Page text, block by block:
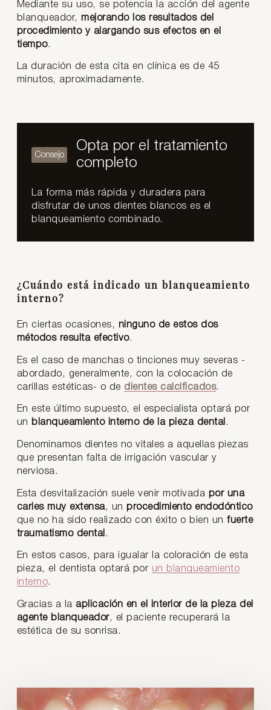
Mediante su uso, se potencia la acción del agente
blanqueador,mejorando los resultados del
procedimiento y alargando sus efectos en el
tiempo.
La duración de esta cita en clínica es de 45
minutos, aproximadamente.
Opta por el tratamiento
completo
La forma más rápida y duradera para
disfrutar de unos dientes blancos es el
blanqueamiento combinado.
¿Cuándo está indicado un blanqueamiento
interno?
En ciertas ocasiones, ninguno de estos dos
métodos resulta efectivo.
Es el caso de manchas o tinciones muy severas -
abordado, generalmente, con la colocación de
carillas estéticas- o de dientes calcificados.
En este último supuesto, el especialista optará por
un blanqueamiento interno de la pieza dental .
Denominamos dientes no vitales a aquellas piezas
que presentan falta de irrigación vascular y
nerviosa.
Esta desvitalización suele venir motivada por una
caries muy extensa, unprocedimiento endodóntico
que no ha sido realizado con éxito o bien unfuerte
traumatismo dental .
En estos casos, para igualar la coloración de esta
pieza, el dentista optará por un blanqueamiento
interno.
Gracias a la aplicación en el interior de la pieza del
agente blanqueador, el paciente recuperará la
estética de su sonrisa.